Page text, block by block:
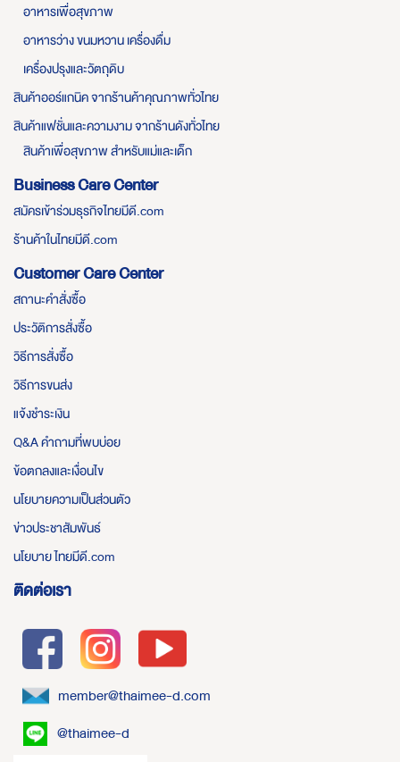
อาหารเพื่อสุขภาพ
อาหารว่าง ขนมหวาน เครื่องดื่ม
เครื่องปรุงและวัตถุดิบ
สินค้าออร์แกนิค จากร้านค้าคุณภาพทั่วไทย
สินค้าแฟชั่นและความงาม จากร้านดังทั่วไทย
สินค้าเพื่อสุขภาพ สำหรับแม่และเด็ก
Business Care Center
สมัครเข้าร่วมธุรกิจไทยมีดี.com
ร้านค้าในไทยมีดี.com
Customer Care Center
สถานะคำสั่งซื้อ
ประวัติการสั่งซื้อ
วิธีการสั่งซื้อ
วิธีการขนส่ง
แจ้งชำระเงิน
Q&A คำถามที่พบบ่อย
ข้อตกลงและเงื่อนไข
นโยบายความเป็นส่วนตัว
ข่าวประชาสัมพันธ์
นโยบาย ไทยมีดี.com
ติดต่อเรา
member@thaimee-d.com
@thaimee-d